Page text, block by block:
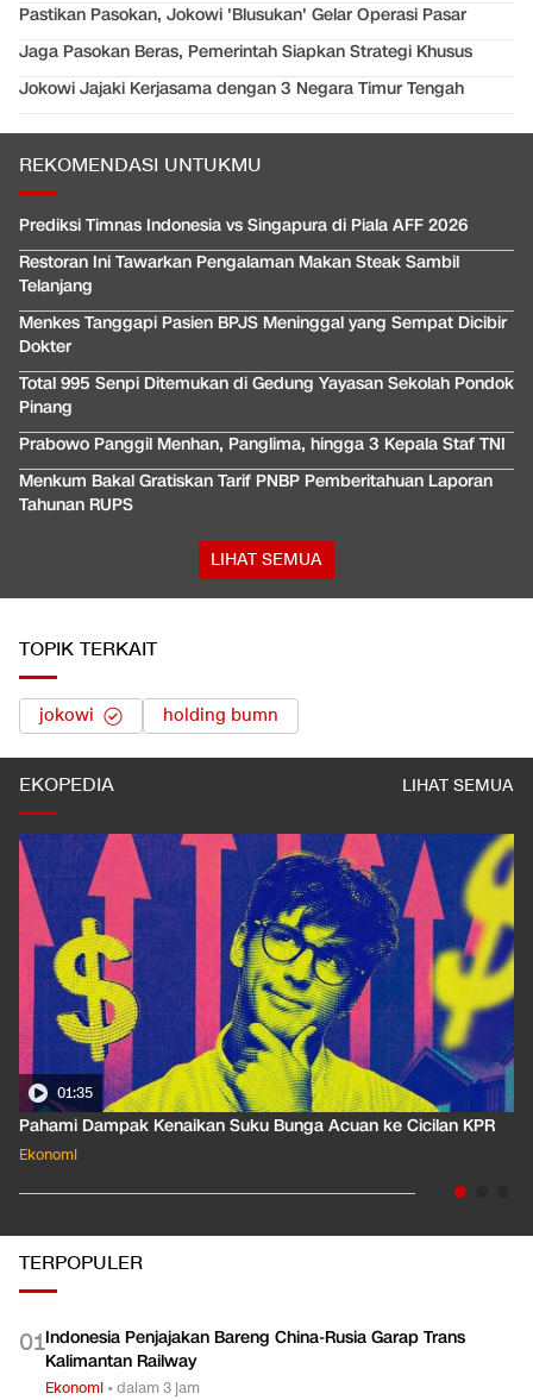
Pastikan Pasokan, Jokowi 'Blusukan' Gelar Operasi Pasar
Jaga Pasokan Beras, Pemerintah Siapkan Strategi Khusus
Jokowi Jajaki Kerjasama dengan 3 Negara Timur Tengah
REKOMENDASI UNTUKMU
Prediksi Timnas Indonesia vs Singapura di Piala AFF 2026
Restoran Ini Tawarkan Pengalaman Makan Steak Sambil
Telanjang
Menkes Tanggapi Pasien BPJS Meninggal yang Sempat Dicibir
Dokter
Total 995 Senpi Ditemukan di Gedung Yayasan Sekolah Pondok
Pinang
Prabowo Panggil Menhan, Panglima, hingga 3 Kepala Staf TNI
Menkum Bakal Gratiskan Tarif PNBP Pemberitahuan Laporan
Tahunan RUPS
LIHAT SEMUA
TOPIK TERKAIT
jokowi holding bumn
EKOPEDIA LIHAT SEMUA
01:35
Pahami Dampak Kenaikan Suku Bunga Acuan ke Cicilan KPR
Ekonomi
TERPOPULER
01Indonesia Penjajakan Bareng China-Rusia Garap Trans
Kalimantan Railway
Ekonomi •dalam 3 jam